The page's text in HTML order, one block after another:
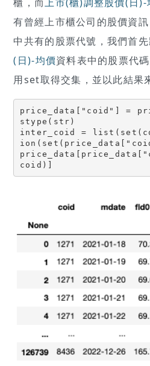
有曾經上市櫃公司的股價資
中共有的股票代號，我們首
(日)-均價資料表中的股票代
用set取得交集，並以此結果
price_data["coid"] =
stype(str)
inter_coid =
coid)]